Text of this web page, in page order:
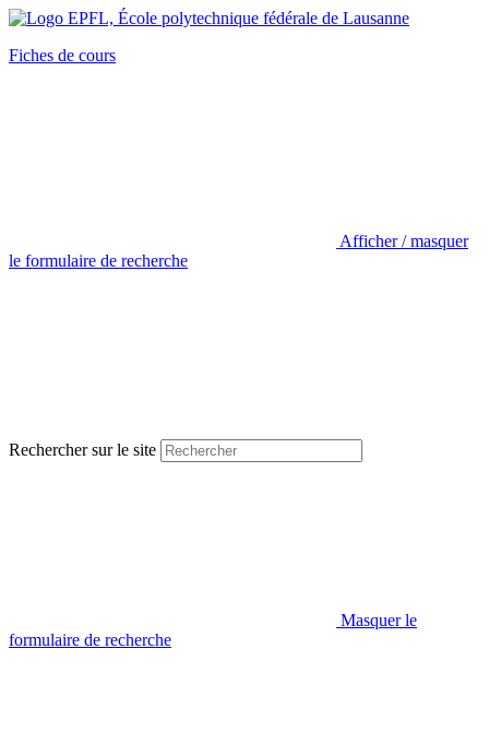
Fiches de cours
Afficher / masquer
le formulaire de recherche
Rechercher sur le site
Masquer le
formulaire de recherche